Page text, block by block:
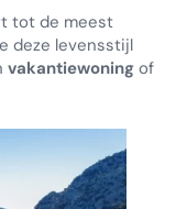
tot de meest
deze levensstijl
vakantiewoning of